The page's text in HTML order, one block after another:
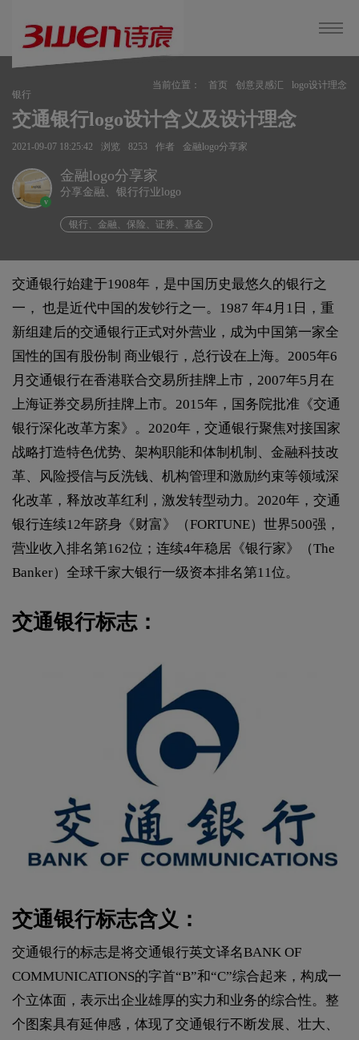
当前位置： 首页 创意灵感汇
logo设计理念
银行
交通银行logo设计含义及设计理念
2021-09-07 18:25:42 浏览 8253 作者 金融logo分享家
v
金融logo分享家
分享金融、银行行业logo
银行、金融、保险、证券、基金
交通银行始建于1908年，是中国历史最悠久的银行之
一， 也是近代中国的发钞行之一。1987 年4月1日，重
新组建后的交通银行正式对外营业，成为中国第一家全
国性的国有股份制 商业银行，总行设在上海。2005年6
月交通银行在香港联合交易所挂牌上市，2007年5月在
上海证券交易所挂牌上市。2015年，国务院批准《交通
银行深化改革方案》。2020年，交通银行聚焦对接国家
战略打造特色优势、架构职能和体制机制、金融科技改
革、风险授信与反洗钱、机构管理和激励约束等领域深
化改革，释放改革红利，激发转型动力。2020年，交通
银行连续12年跻身《财富》（FORTUNE）世界500强，
营业收入排名第162位；连续4年稳居《银行家》（The
Banker）全球千家大银行一级资本排名第11位。
交通银行标志：
交通银行标志含义：
交通银行的标志是将交通银行英文译名BANK OF
COMMUNICATIONS的字首“B”和“C”综合起来，构成一
个立体面，表示出企业雄厚的实力和业务的综合性。整
个图案具有延伸感，体现了交通银行不断发展、壮大、